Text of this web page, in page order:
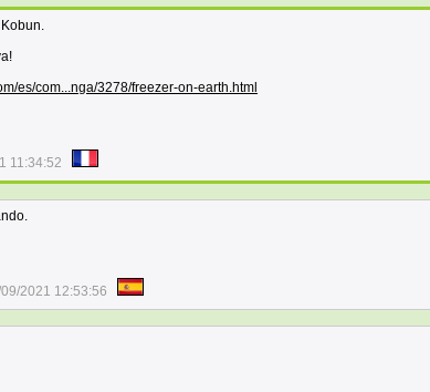
es/com...nga/3278/freezer-on-earth.html
11:34:52
2021 12:53:56